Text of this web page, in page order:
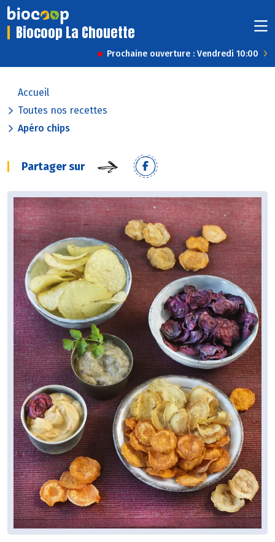
Biocoop La Chouette
Prochaine ouverture : Vendredi 10:00
Accueil
Toutes nos recettes
Apéro chips
Partager sur